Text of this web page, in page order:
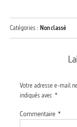
Catégories : Non classé
Votre adresse e-mail
indiqués avec *
Commentaire *